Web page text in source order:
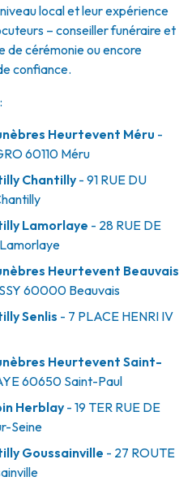
local et leur expérience
– conseiller funéraire et
de cérémonie ou encore
confiance.
Heurtevent Méru -
60110 Méru
Chantilly - 91 RUE DU
Lamorlaye - 28 RUE DE
Lamorlaye
Heurtevent Beauvais
60000 Beauvais
Senlis - 7 PLACE HENRI IV
Heurtevent Saint-
60650 Saint-Paul
Herblay - 19 TER RUE DE
Seine
Goussainville - 27 ROUTE